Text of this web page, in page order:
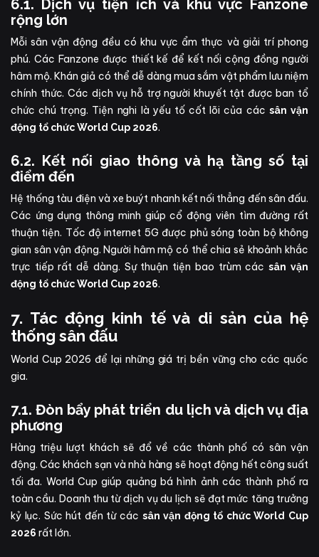
6.1. Dịch vụ tiện ích và khu vực Fanzone
rộng lớn
Mỗi sân vận động đều có khu vực ẩm thực và giải trí phong
phú. Các Fanzone được thiết kế để kết nối cộng đồng người
hâm mộ. Khán giả có thể dễ dàng mua sắm vật phẩm lưu niệm
chính thức. Các dịch vụ hỗ trợ người khuyết tật được ban tổ
chức chú trọng. Tiện nghi là yếu tố cốt lõi của các sân vận
động tổ chức World Cup 2026.
6.2. Kết nối giao thông và hạ tầng số tại
điểm đến
Hệ thống tàu điện và xe buýt nhanh kết nối thẳng đến sân đấu.
Các ứng dụng thông minh giúp cổ động viên tìm đường rất
thuận tiện. Tốc độ internet 5G được phủ sóng toàn bộ không
gian sân vận động. Người hâm mộ có thể chia sẻ khoảnh khắc
trực tiếp rất dễ dàng. Sự thuận tiện bao trùm cácsân vận
động tổ chức World Cup 2026.
7. Tác động kinh tế và di sản của hệ
thống sân đấu
World Cup 2026 để lại những giá trị bền vững cho các quốc
gia.
7.1. Đòn bẩy phát triển du lịch và dịch vụ địa
phương
Hàng triệu lượt khách sẽ đổ về các thành phố có sân vận
động. Các khách sạn và nhà hàng sẽ hoạt động hết công suất
tối đa. World Cup giúp quảng bá hình ảnh các thành phố ra
toàn cầu. Doanh thu từ dịch vụ du lịch sẽ đạt mức tăng trưởng
kỷ lục. Sức hút đến từ các sân vận động tổ chức World Cup
2026 rất lớn.